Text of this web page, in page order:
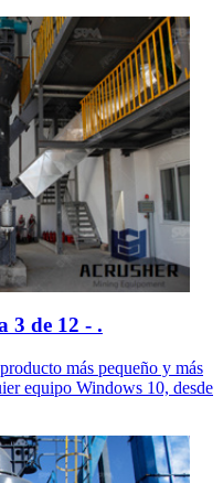
3 de 12 - .
más pequeño y más
equipo Windows 10, desde